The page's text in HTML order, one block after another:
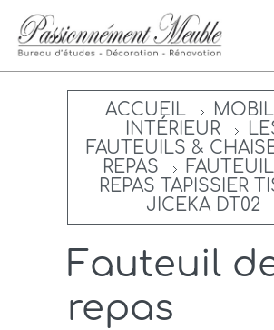
ACCUEIL
INTÉRIEUR
FAUTEUILS &
REPAS
REPAS TAPISSIER
JICEKA DT02
Fauteuil
repas